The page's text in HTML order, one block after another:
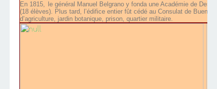
En 1815,
le général Manuel Belgrano y fonda une Académie de
(18 élèves). Plus tard, l’édifice entier fût cédé au Consulat de
d’agriculture, jardin botanique, prison, quartier militaire.